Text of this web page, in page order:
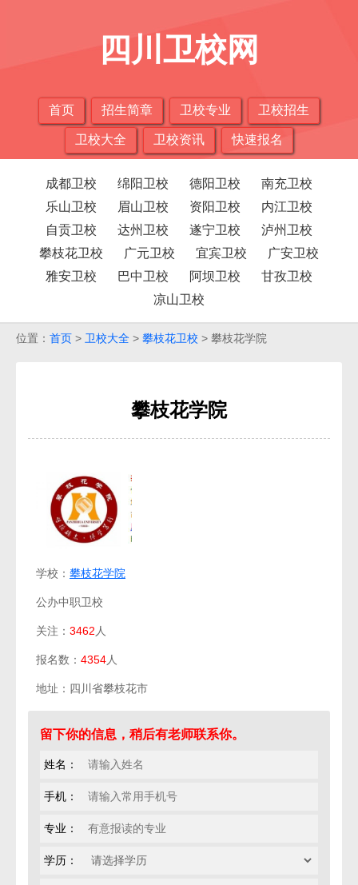
四川卫校网
首页 招生简章 卫校专业 卫校招生
卫校大全 卫校资讯 快速报名
成都卫校 绵阳卫校 德阳卫校
南充卫校
乐山卫校
眉山卫校 资阳卫校
内江卫校
自贡卫校
达州卫校 遂宁卫校
泸州卫校
攀枝花卫校
广元卫校 宜宾卫校
广安卫校
雅安卫校
巴中卫校 阿坝卫校
甘孜卫校
凉山卫校
位置： 首页 > 卫校大全 > 攀枝花卫校 > 攀枝花学院
攀枝花学院
学校： 攀枝花学院
公办中职卫校
关注： 3462 人
报名数： 4354人
地址：四川省攀枝花市
留下你的信息，稍后有老师联系你。
姓名：
手机：
专业：
学历：